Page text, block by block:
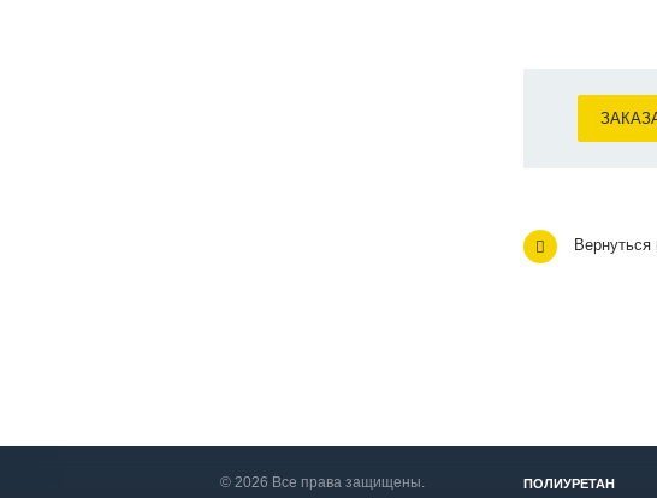
Вернуться
© 2026 Все права защищены.
ПОЛИУРЕТАН